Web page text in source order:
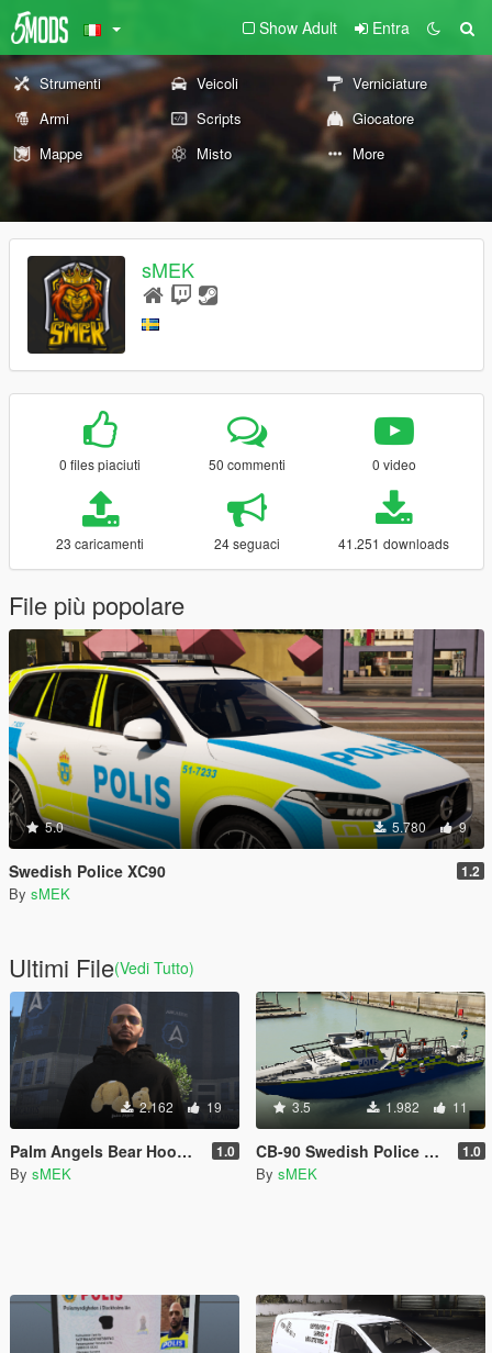
Show Adult Entra
Strumenti Veicoli
Verniciature
Armi
Scripts
Giocatore
Mappe
Misto More
sMEK
0 files piaciuti 50 commenti 0 video
23 caricamenti 24 seguaci 41.251 downloads
File più popolare
5.0 5.780 9
Swedish Police XC90 1.2
By sMEK
Ultimi File(Vedi Tutto)
2.162 19
Palm Angels Bear Hoodie Black (MP/FiveM Ready) 1.0
By sMEK
3.5 1.982 11
CB-90 Swedish Police Paintjob 1.0
By sMEK